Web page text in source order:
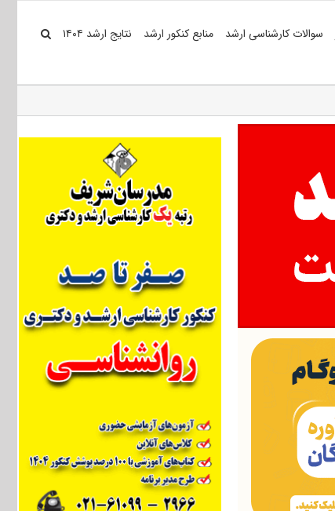
سوالات کارشناسی ارشد منابع کنکور ارشد نتایج ارشد ۱۴۰۴